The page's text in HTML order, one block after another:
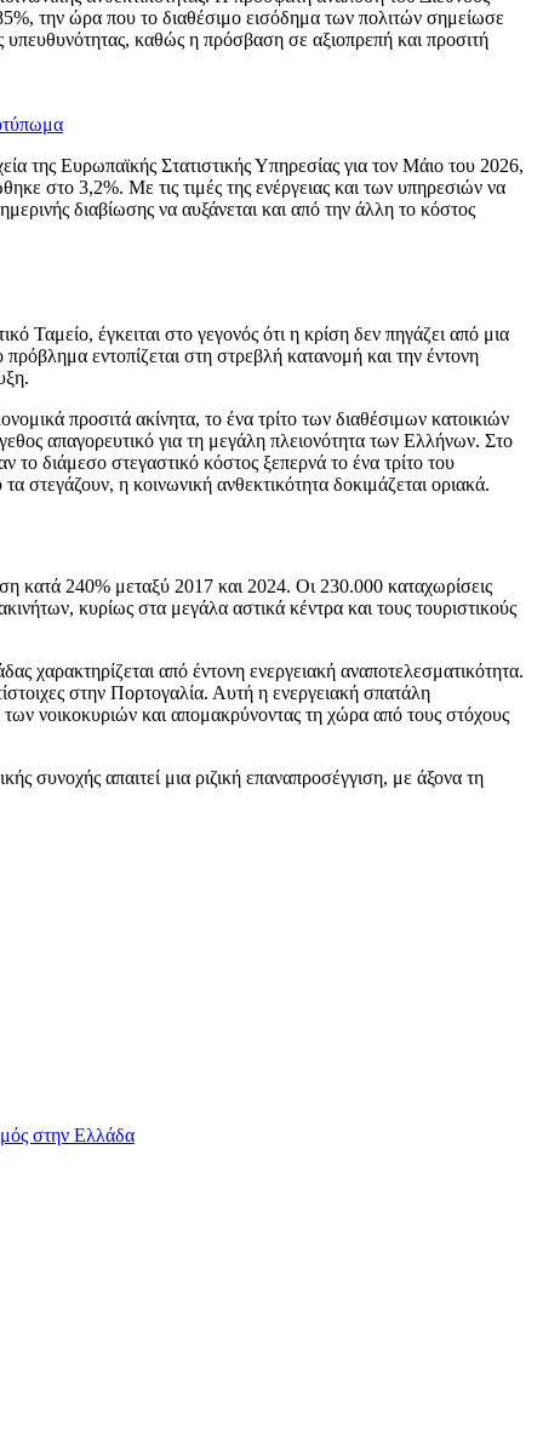
την ώρα που το διαθέσιμο εισόδημα των πολιτών σημείωσε
υπευθυνότητας, καθώς η πρόσβαση σε αξιοπρεπή και προσιτή
της Ευρωπαϊκής Στατιστικής Υπηρεσίας για τον Μάιο του 2026,
στο 3,2%. Με τις τιμές της ενέργειας και των υπηρεσιών να
διαβίωσης να αυξάνεται και από την άλλη το κόστος
Ταμείο, έγκειται στο γεγονός ότι η κρίση δεν πηγάζει από μια
εντοπίζεται στη στρεβλή κατανομή και την έντονη
προσιτά ακίνητα, το ένα τρίτο των διαθέσιμων κατοικιών
απαγορευτικό για τη μεγάλη πλειονότητα των Ελλήνων. Στο
το διάμεσο στεγαστικό κόστος ξεπερνά το ένα τρίτο του
στεγάζουν, η κοινωνική ανθεκτικότητα δοκιμάζεται οριακά.
κατά 240% μεταξύ 2017 και 2024. Οι 230.000 καταχωρίσεις
κυρίως στα μεγάλα αστικά κέντρα και τους τουριστικούς
χαρακτηρίζεται από έντονη ενεργειακή αναποτελεσματικότητα.
στην Πορτογαλία. Αυτή η ενεργειακή σπατάλη
νοικοκυριών και απομακρύνοντας τη χώρα από τους στόχους
συνοχής απαιτεί μια ριζική επαναπροσέγγιση, με άξονα τη
στην Ελλάδα